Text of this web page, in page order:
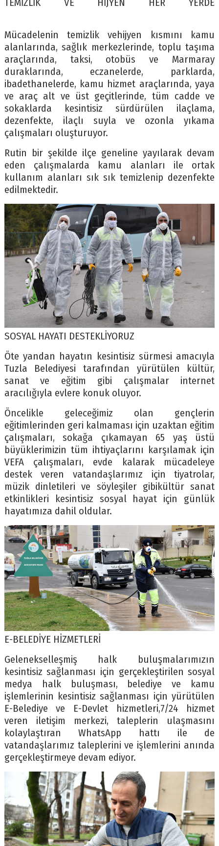
TEMİZLİK VE HİJYEN HER YERDE
Mücadelenin temizlik vehijyen kısmını kamu
alanlarında, sağlık merkezlerinde, toplu taşıma
araçlarında, taksi, otobüs ve Marmaray
duraklarında, eczanelerde, parklarda,
ibadethanelerde, kamu hizmet araçlarında, yaya
ve araç alt ve üst geçitlerinde, tüm cadde ve
sokaklarda kesintisiz sürdürülen ilaçlama,
dezenfekte, ilaçlı suyla ve ozonla yıkama
çalışmaları oluşturuyor.
Rutin bir şekilde ilçe geneline yayılarak devam
eden çalışmalarda kamu alanları ile ortak
kullanım alanları sık sık temizlenip dezenfekte
edilmektedir.
SOSYAL HAYATI DESTEKLİYORUZ
Öte yandan hayatın kesintisiz sürmesi amacıyla
Tuzla Belediyesi tarafından yürütülen kültür,
sanat ve eğitim gibi çalışmalar internet
aracılığıyla evlere konuk oluyor.
Öncelikle geleceğimiz olan gençlerin
eğitimlerinden geri kalmaması için uzaktan eğitim
çalışmaları, sokağa çıkamayan 65 yaş üstü
büyüklerimizin tüm ihtiyaçlarını karşılamak için
VEFA çalışmaları, evde kalarak mücadeleye
destek veren vatandaşlarımız için tiyatrolar,
müzik dinletileri ve söyleşiler gibikültür sanat
etkinlikleri kesintisiz sosyal hayat için günlük
hayatımıza dahil oldular.
E-BELEDİYE HİZMETLERİ
Gelenekselleşmiş halk buluşmalarımızın
kesintisiz sağlanması için gerçekleştirilen sosyal
medya halk buluşması, belediye ve kamu
işlemlerinin kesintisiz sağlanması için yürütülen
E-Belediye ve E-Devlet hizmetleri,7/24 hizmet
veren iletişim merkezi, taleplerin ulaşmasını
kolaylaştıran WhatsApp hattı ile de
vatandaşlarımız taleplerini ve işlemlerini anında
gerçekleştirmeye devam ediyor.